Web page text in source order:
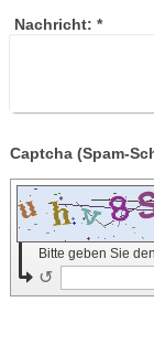
Nachricht: *
Bitte geben Sie
↺